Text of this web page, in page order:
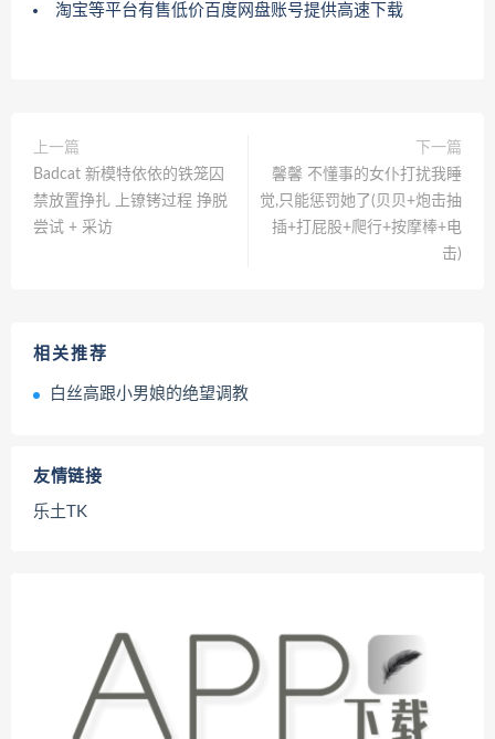
淘宝等平台有售低价百度网盘账号提供高速下载
上一篇
Badcat 新模特依依的铁笼囚
禁放置挣扎 上镣铐过程 挣脱
尝试 + 采访
下一篇
馨馨 不懂事的女仆打扰我睡
觉,只能惩罚她了(贝贝+炮击抽
插+打屁股+爬行+按摩棒+电
击)
相关推荐
白丝高跟小男娘的绝望调教
友情链接
乐土TK